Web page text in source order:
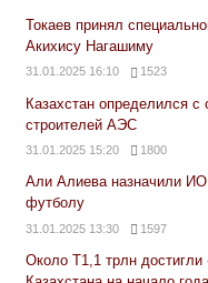
Токаев принял
Акихису Нагашиму
31.01.2025 16:10 1523
Казахстан определился
строителей АЭС
31.01.2025 15:20 1800
Али Алиева назначили ИО
футболу
31.01.2025 13:30 1597
Около Т1,1 трлн